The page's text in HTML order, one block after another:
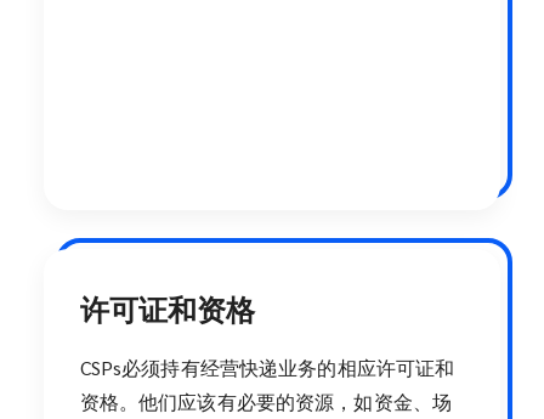
许可证和资格
CSPs必须持有经营快递业务的相应许可证和
资格。他们应该有必要的资源，如资金、场